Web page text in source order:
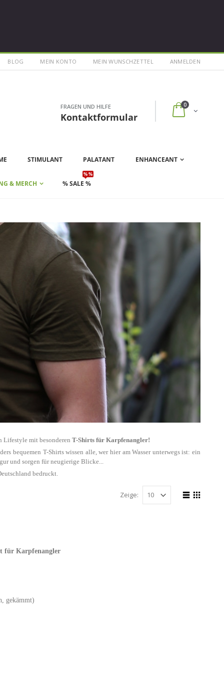
BLOG MEIN KONTO MEIN WUNSCHZETTEL ANMELDEN
FRAGEN UND HILFE
Kontaktformular
0
STIMULANT PALATANT ENHANCEANT
& MERCH % SALE %
% %
Lifestyle mit besonderen T-Shirts für Karpfenangler!
bequemen T-Shirts wissen alle, wer hier am Wasser unterwegs ist: ein
und sorgen für neugierige Blicke...
bedruckt.
Zeige:
für Karpfenangler
gekämmt)